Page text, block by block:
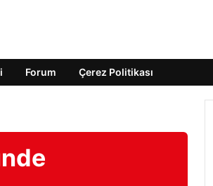
Forum Çerez Politikası